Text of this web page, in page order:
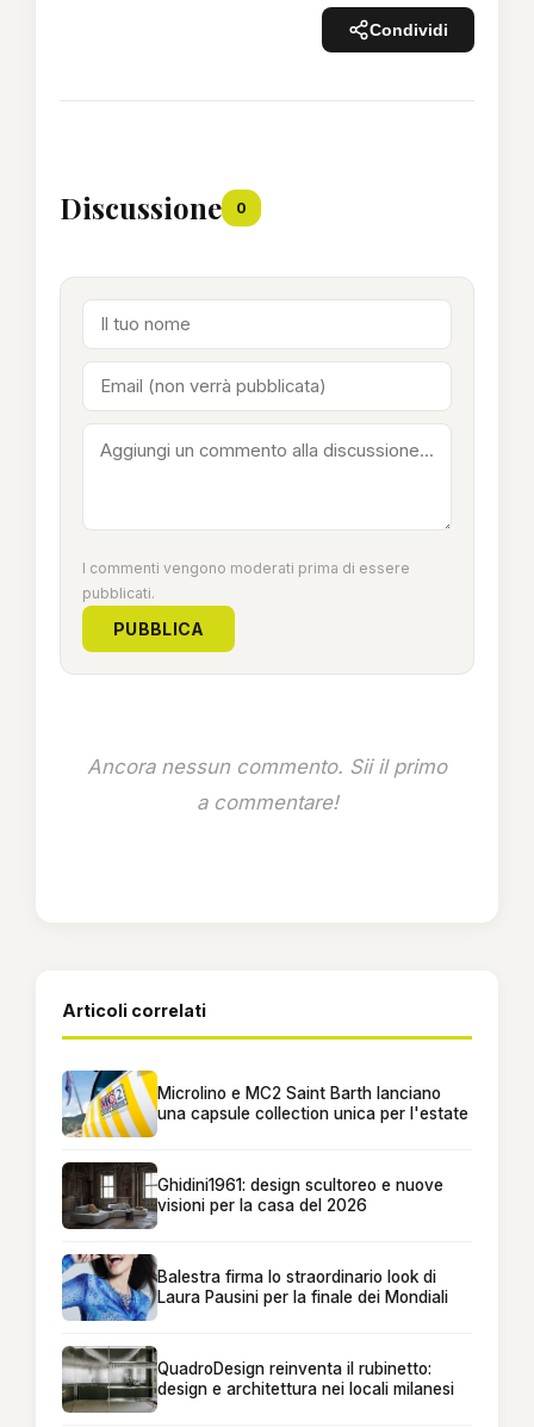
Condividi
Discussione 0
I commenti vengono moderati prima di essere
pubblicati.
PUBBLICA
Ancora nessun commento. Sii il primo
a commentare!
Articoli correlati
Microlino e MC2 Saint Barth lanciano
una capsule collection unica per l'estate
Ghidini1961: design scultoreo e nuove
visioni per la casa del 2026
Balestra firma lo straordinario look di
Laura Pausini per la finale dei Mondiali
QuadroDesign reinventa il rubinetto:
design e architettura nei locali milanesi